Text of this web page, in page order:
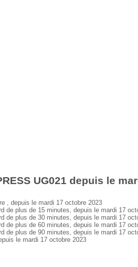
UG021 depuis le
, depuis le mardi 17 octobre 2023
de plus de 15 minutes, depuis le mardi 17
de plus de 30 minutes, depuis le mardi 17
de plus de 60 minutes, depuis le mardi 17
de plus de 90 minutes, depuis le mardi 17
le mardi 17 octobre 2023